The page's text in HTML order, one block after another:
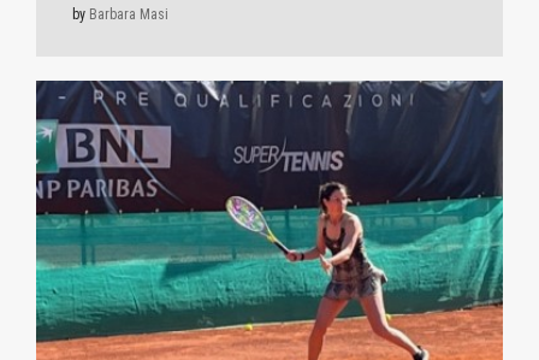
by Barbara Masi